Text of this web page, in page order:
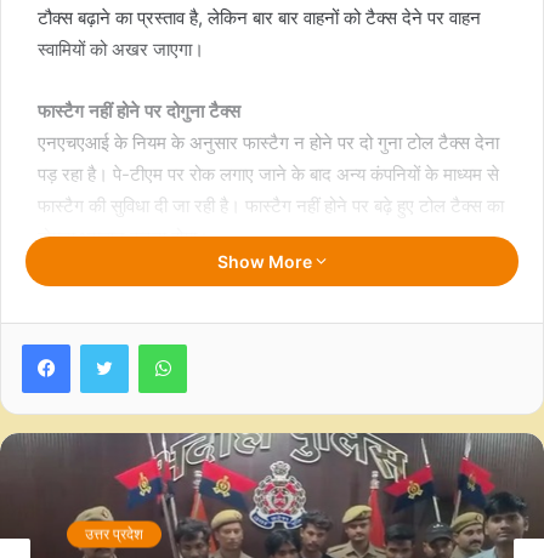
टौक्स बढ़ाने का प्रस्ताव है, लेकिन बार बार वाहनों को टैक्स देने पर वाहन
स्वामियों को अखर जाएगा।
फास्टैग नहीं होने पर दोगुना टैक्स
एनएचएआई के नियम के अनुसार फास्टैग न होने पर दो गुना टोल टैक्स देना
पड़ रहा है। पे-टीएम पर रोक लगाए जाने के बाद अन्य कंपनियों के माध्यम से
फास्टैग की सुविधा दी जा रही है। फास्टैग नहीं होने पर बढ़े हुए टोल टैक्स का
दोगुना भुगतान करना होगा।
गोरखपुर-वाराणसी राष्ट्रीय राजमार्ग पर भिटहा में टोल प्लाजा बनाया गया है।
अप्रैल में ही वहां टोल टैक्स की वसूली शुरू हो सकती है, उसके बाद लखनऊ
रूट की तरह वाराणसी -प्रयागराज जाने-आने वाले वाहनों से टोल टैक्स
प्रस्तावित टोल टैक्स (वर्तमान/ प्रस्तावित )
Show More
FacebookTwitter WhatsApp
उत्तर प्रदेश